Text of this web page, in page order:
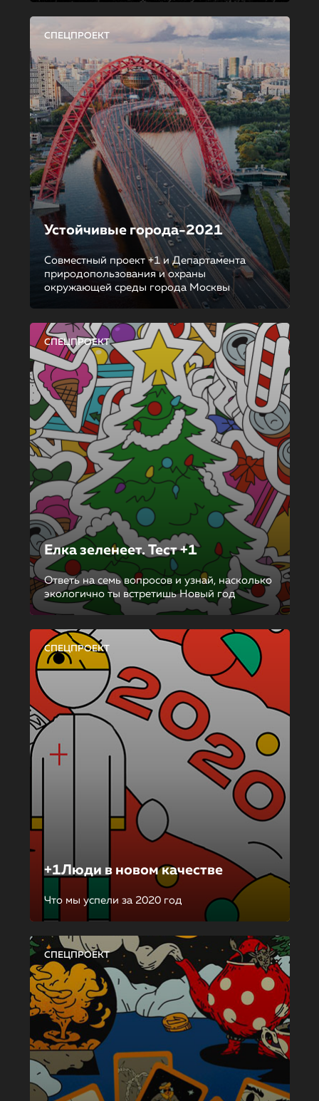
СПЕЦПРОЕКТ
Устойчивые города-2021
Совместный проект +1 и Департамента
природопользования и охраны
окружающей среды города Москвы
СПЕЦПРОЕКТ
Елка зеленеет. Тест +1
Ответь на семь вопросов и узнай, насколько
экологично ты встретишь Новый год
СПЕЦПРОЕКТ
+1Люди в новом качестве
Что мы успели за 2020 год
СПЕЦПРОЕКТ